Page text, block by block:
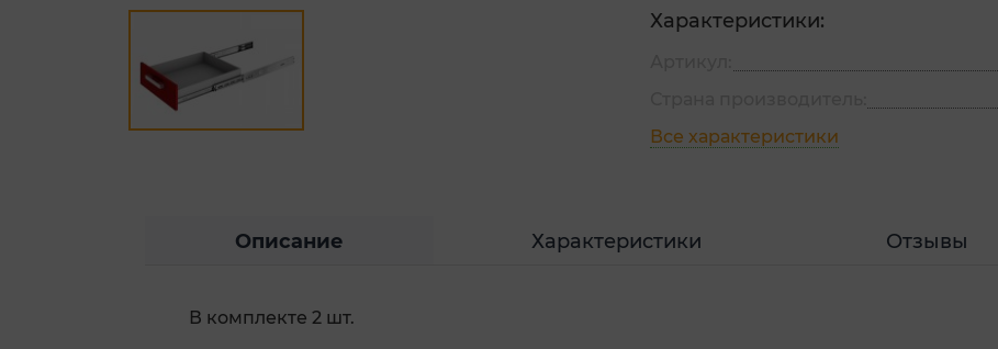
Характеристики:
Все характеристики
Описание Характеристики Отзывы
В комплекте 2 шт.